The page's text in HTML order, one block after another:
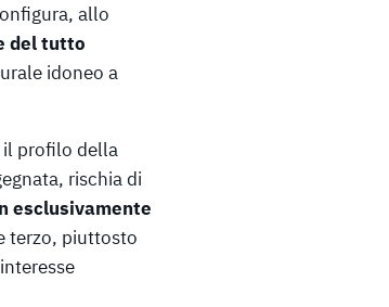
allo
del tutto
idoneo a
il profilo della
rischia di
esclusivamente
terzo, piuttosto